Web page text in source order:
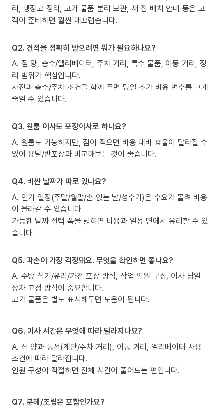
리, 냉장고 정리, 고가 물품 분리 보관, 새 집 배치 안내 등은 고
객이 준비하면 훨씬 매끄럽습니다.
Q2. 견적을 정확히 받으려면 뭐가 필요하나요?
A. 짐 양, 층수/엘리베이터, 주차 거리, 특수 물품, 이동 거리, 정
리 범위가 핵심입니다.
사진과 층수/주차 조건을 함께 주면 당일 추가 비용 변수를 크게
줄일 수 있습니다.
Q3. 원룸 이사도 포장이사로 하나요?
A. 원룸도 가능하지만, 짐이 적으면 비용 대비 효율이 달라질 수
있어 용달/반포장과 비교해보는 것이 좋습니다.
Q4. 비싼 날짜가 따로 있나요?
A. 인기 일정(주말/월말/손 없는 날/성수기)은 수요가 몰려 비용
이 올라갈 수 있습니다.
가능한 날짜 선택 폭을 넓히면 비용과 일정 면에서 유리할 수 있
습니다.
Q5. 파손이 가장 걱정돼요. 무엇을 확인하면 좋나요?
A. 주방 식기/유리/가전 포장 방식, 작업 인원 구성, 이사 당일
상차 고정 방식이 중요합니다.
고가 물품은 별도 표시해두면 도움이 됩니다.
Q6. 이사 시간은 무엇에 따라 달라지나요?
A. 짐 양과 동선(계단/주차 거리), 이동 거리, 엘리베이터 사용
조건에 따라 달라집니다.
인원 구성이 적절하면 전체 시간이 줄어드는 편입니다.
Q7. 분해/조립은 포함인가요?